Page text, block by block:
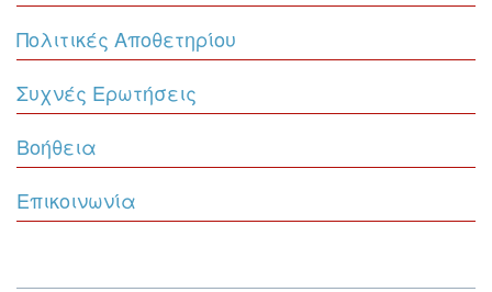
Πολιτικές Αποθετηρίου
Συχνές Ερωτήσεις
Βοήθεια
Επικοινωνία